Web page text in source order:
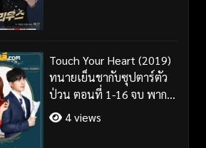
Touch Your Heart (2019)
ทนายเย็นชากับซุปตาร์ตัว
ป่วน ตอนที่ 1-16 จบ พากย์
ไทย/ซับไทย
4 views